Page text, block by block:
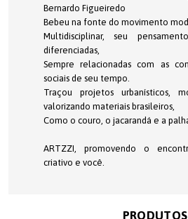
Bernardo Figueiredo
Bebeu na fonte do movimento
Multidisciplinar, seu
diferenciadas,
Sempre relacionadas com as
sociais de seu tempo.
Traçou projetos urbanísticos,
valorizando materiais brasileiros,
Como o couro, o jacarandá e a
ARTZZI, promovendo o
criativo e você.
PRODUTOS